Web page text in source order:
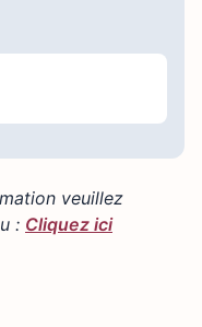
veuillez
: Cliquez ici